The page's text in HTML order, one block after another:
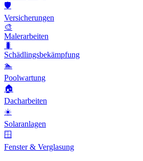
🛡️
Versicherungen
🎨
Malerarbeiten
🐛
Schädlingsbekämpfung
🏊
Poolwartung
🏠
Dacharbeiten
☀️
Solaranlagen
🪟
Fenster & Verglasung